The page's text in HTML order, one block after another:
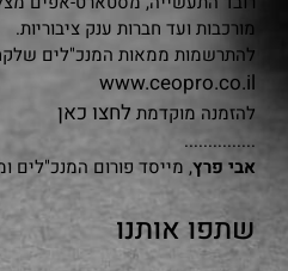
מורכבות ועד חברות ענק ציבוריות.
להתרשמות ממאות המנכ"לים
www.ceopro.co.il
להזמנה מוקדמת לחצו כאן
...............
אבי פרץ, מייסד פורום המנכ"לים
שתפו אותנו